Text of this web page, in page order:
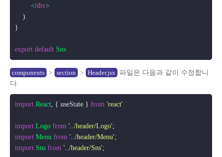
</div>
    )
}
export default Sns
components > section > Header.jsx
파일은 다음과 같이 수정합니
다.
import React , { useState } from 'react'
import Logo from '../header/Logo'
import Menu from '../header/Menu'
import Sns from '../header/Sns';